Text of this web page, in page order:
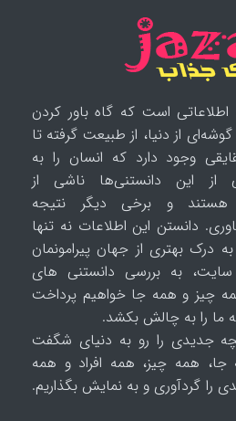
است که گاه باور کردن
از دنیا، از طبیعت گرفته تا
وجود دارد که انسان را به
از این دانستنی‌ها ناشی از
هستند و برخی دیگر نتیجه
دانستن این اطلاعات نه تنها
درک بهتری از جهان پیرامونمان
به بررسی دانستنی های
چیز و همه جا خواهیم پرداخت
ما را به چالش بکشد.
جدیدی را رو به دنیای شگفت
جا، همه چیز، همه افراد و همه
را گردآوری و به نمایش بگذاریم.